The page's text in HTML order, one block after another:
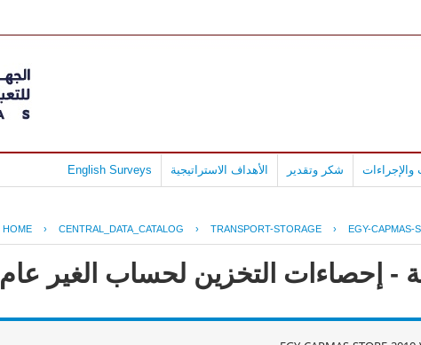
والإجراءات شكر وتقدير الأهداف الاستراتيجية English Surveys
HOME › CENTRAL_DATA_CATALOG › TRANSPORT-STORAGE › EGY-CAPMAS-
التخزين لحساب الغير عام 2011 - 2010